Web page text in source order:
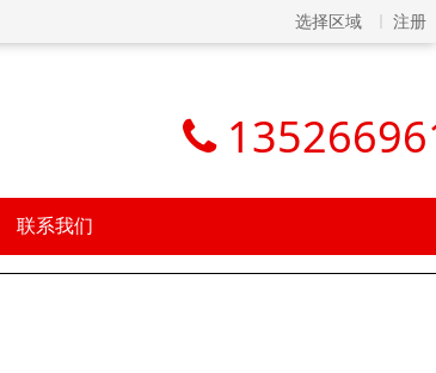
选择区域 注册
联系我们